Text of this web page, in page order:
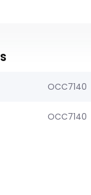
OCC7140
OCC7140